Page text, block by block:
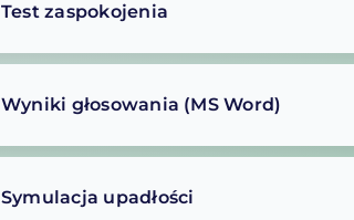
Test zaspokojenia
Wyniki głosowania (MS Word)
Symulacja upadłości